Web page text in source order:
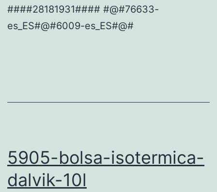
####28181931#### #@#76633-
es_ES#@#6009-es_ES#@#
5905-bolsa-isotermica-
dalvik-10l